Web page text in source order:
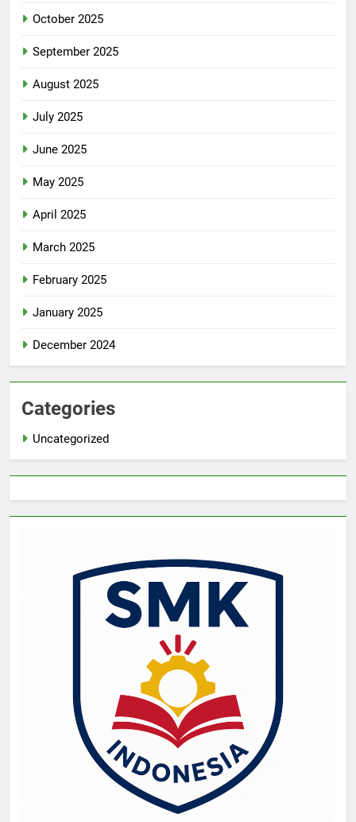
October 2025
September 2025
August 2025
July 2025
June 2025
May 2025
April 2025
March 2025
February 2025
January 2025
December 2024
Categories
Uncategorized